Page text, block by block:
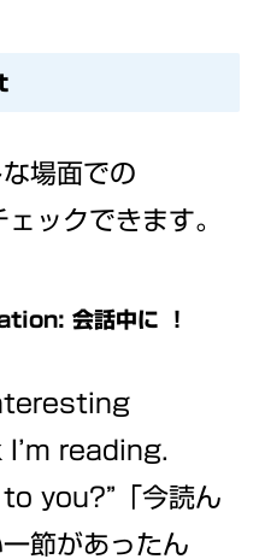
場面での
ックできます。
会話中に ！
reading.
you?”「今読ん
節があったん